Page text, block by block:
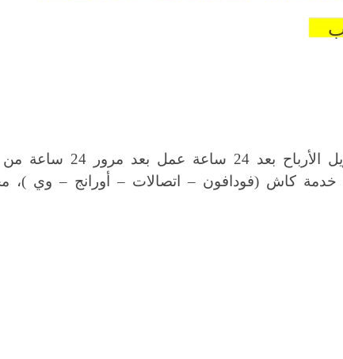
يمكن للمسوق سحب الأرباح القابلة للسحب في
كاش (فودافون – اتصالات – أورانج – وي )،